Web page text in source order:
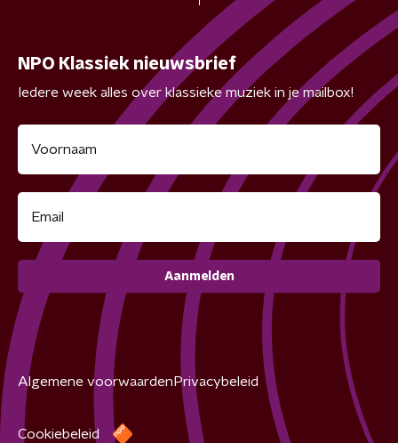
NPO Klassiek nieuwsbrief
Iedere week alles over klassieke muziek in je mailbox!
Aanmelden
Algemene voorwaarden Privacybeleid
Cookiebeleid